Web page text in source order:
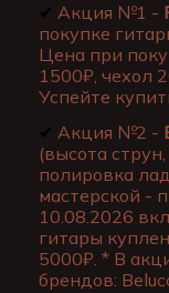
✔ Акция №1 -
покупке
Цена при
1500₽, чехол
Успейте
✔ Акция №2 -
(высота
полировка
мастерской -
10.08.2026
гитары
5000₽. * В
брендов: